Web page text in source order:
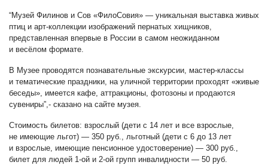
“Музей Филинов и Сов «ФилоСовия» — уникальная выставка живых
птиц и арт-коллекции изображений пернатых хищников,
представленная впервые в России в самом неожиданном
и весёлом формате.
В Музее проводятся познавательные экскурсии, мастер-классы
и тематические праздники, на уличной территории проходят «живые
беседы», имеется кафе, аттракционы, фотозоны и продаются
сувениры”,- сказано на сайте музея.
Стоимость билетов: взрослый (дети с 14 лет и все взрослые,
не имеющие льгот) — 350 руб., льготный (дети с 6 до 13 лет
и взрослые, имеющие пенсионное удостоверение) — 300 руб.,
билет для людей 1-ой и 2-ой групп инвалидности — 50 руб.